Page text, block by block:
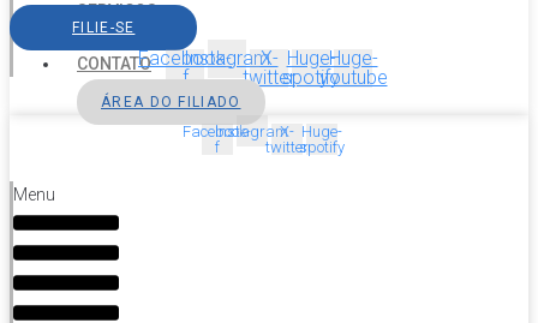
SERVIÇOS
AGENDA
CONTATO
FILIE-SE
Facebook-
f
InstagramX-
twitter
Huge-
spotify
Huge-
youtube
ÁREA DO FILIADO
Facebook-
f
InstagramX-
twitter
Huge-
spotify
Menu